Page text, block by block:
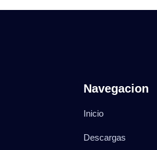
Navegacion
Inicio
Descargas